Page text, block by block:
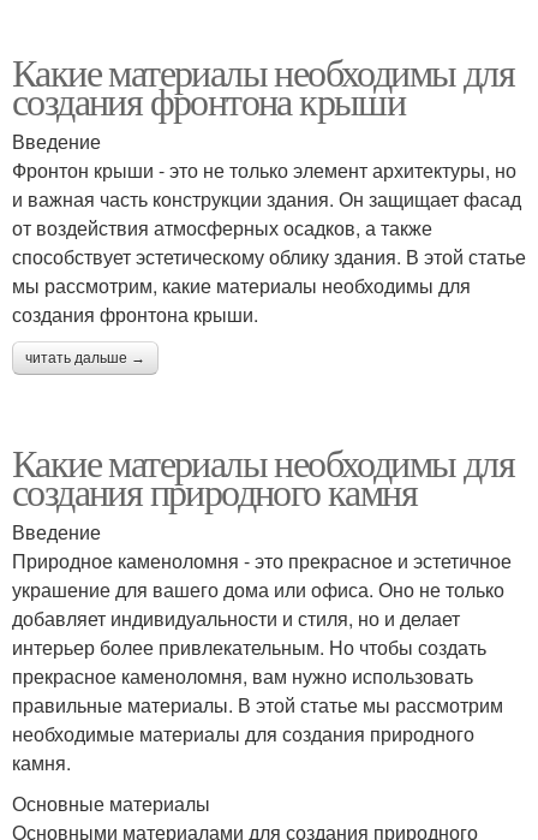
Какие материалы необходимы для
создания фронтона крыши
Введение
Фронтон крыши - это не только элемент архитектуры, но
и важная часть конструкции здания. Он защищает фасад
от воздействия атмосферных осадков, а также
способствует эстетическому облику здания. В этой статье
мы рассмотрим, какие материалы необходимы для
создания фронтона крыши.
читать дальше →
Какие материалы необходимы для
создания природного камня
Введение
Природное каменоломня - это прекрасное и эстетичное
украшение для вашего дома или офиса. Оно не только
добавляет индивидуальности и стиля, но и делает
интерьер более привлекательным. Но чтобы создать
прекрасное каменоломня, вам нужно использовать
правильные материалы. В этой статье мы рассмотрим
необходимые материалы для создания природного
камня.
Основные материалы
Основными материалами для создания природного